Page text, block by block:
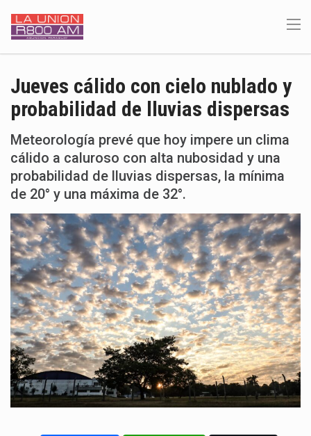
Jueves cálido con cielo nublado y
probabilidad de lluvias dispersas
Meteorología prevé que hoy impere un clima
cálido a caluroso con alta nubosidad y una
probabilidad de lluvias dispersas, la mínima
de 20° y una máxima de 32°.